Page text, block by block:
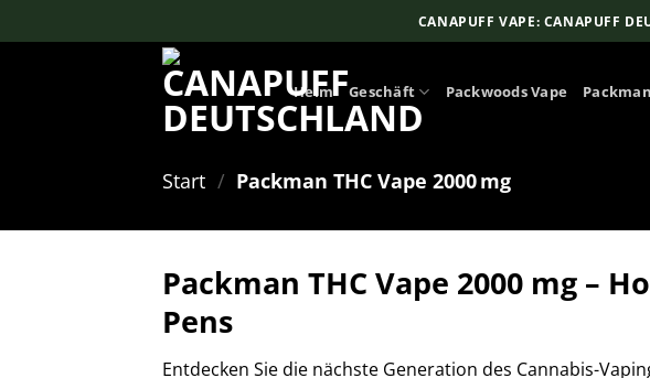
Inhalt
CANAPUFF VAPE: CANAPUFF
Heim Geschäft Packwoods Vape
Start / Packman THC Vape 2000 mg
Packman THC Vape 2000 mg –
Pens
Entdecken Sie die nächste Generation des Cannabis-